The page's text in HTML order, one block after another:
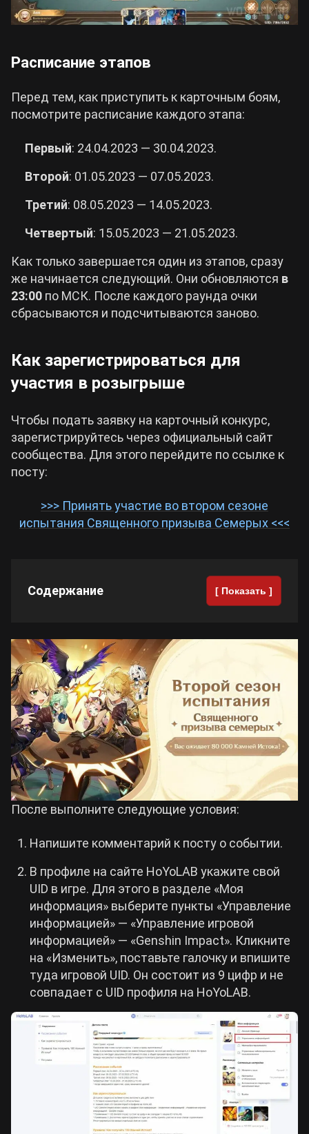
Расписание этапов
Перед тем, как приступить к карточным боям,
посмотрите расписание каждого этапа:
Первый: 24.04.2023 — 30.04.2023.
Второй: 01.05.2023 — 07.05.2023.
Третий: 08.05.2023 — 14.05.2023.
Четвертый: 15.05.2023 — 21.05.2023.
Как только завершается один из этапов, сразу
же начинается следующий. Они обновляются в
23:00 по МСК. После каждого раунда очки
сбрасываются и подсчитываются заново.
Как зарегистрироваться для
участия в розыгрыше
Чтобы подать заявку на карточный конкурс,
зарегистрируйтесь через официальный сайт
сообщества. Для этого перейдите по ссылке к
посту:
>>> Принять участие во втором сезоне
испытания Священного призыва Семерых <<<
Содержание [ Показать ]
После выполните следующие условия:
Напишите комментарий к посту о событии.
В профиле на сайте HoYoLAB укажите свой
UID в игре. Для этого в разделе «Моя
информация» выберите пункты «Управление
информацией» — «Управление игровой
информацией» — «Genshin Impact». Кликните
на «Изменить», поставьте галочку и впишите
туда игровой UID. Он состоит из 9 цифр и не
совпадает с UID профиля на HoYoLAB.